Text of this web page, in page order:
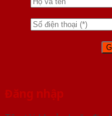
Đăng nhập